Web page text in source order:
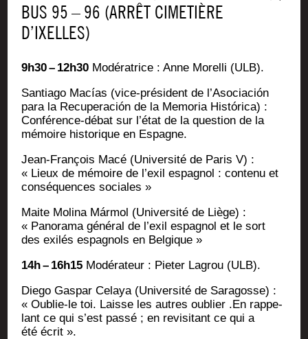
BUS 95 – 96 (ARRÊT CIME­TIÈRE
D’IXELLES)
9h30 – 12h30 Modé­ra­trice : Anne Morel­li (ULB).
San­tia­go Macías (vice-pré­sident de l’Asociación
para la Recu­pe­ra­ción de la Memo­ria Histó­ri­ca) :
Confé­rence-débat sur l’état de la ques­tion de la
mémoire his­to­rique en Espagne.
Jean-Fran­çois Macé (Uni­ver­si­té de Paris V) :
« Lieux de mémoire de l’exil espa­gnol : conte­nu et
consé­quences sociales »
Maite Moli­na Már­mol (Uni­ver­si­té de Liège) :
« Pano­ra­ma géné­ral de l’exil espa­gnol et le sort
des exi­lés espa­gnols en Belgique »
14h – 16h15 Modé­ra­teur : Pie­ter Lagrou (ULB).
Die­go Gas­par Celaya (Uni­ver­si­té de Sara­gosse) :
« Oublie-le toi. Laisse les autres oublier .En rap­pe­
lant ce qui s’est pas­sé ; en revi­si­tant ce qui a
été écrit ».